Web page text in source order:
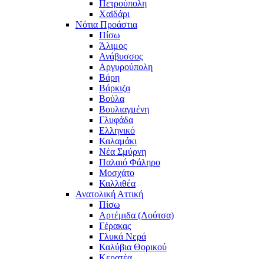
Πετρούπολη
Χαϊδάρι
Νότια Προάστια
Πίσω
Άλιμος
Ανάβυσσος
Αργυρούπολη
Βάρη
Βάρκιζα
Βούλα
Βουλιαγμένη
Γλυφάδα
Ελληνικό
Καλαμάκι
Νέα Σμύρνη
Παλαιό Φάληρο
Μοσχάτο
Καλλιθέα
Ανατολική Αττική
Πίσω
Αρτέμιδα (Λούτσα)
Γέρακας
Γλυκά Νερά
Καλύβια Θορικού